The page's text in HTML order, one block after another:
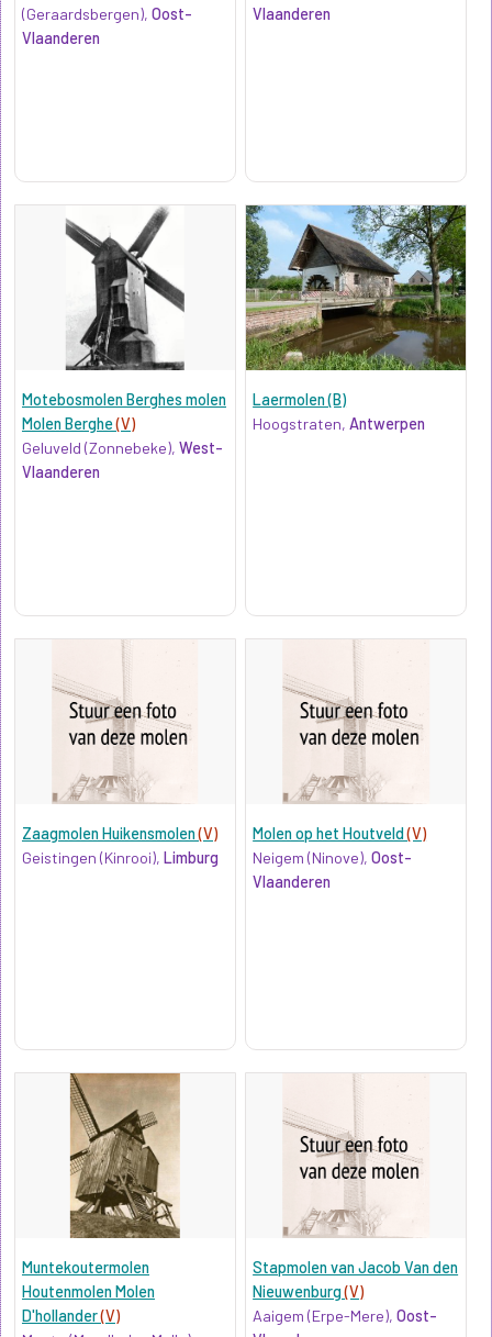
(Geraardsbergen), Oost-
Vlaanderen
Vlaanderen
Motebosmolen Berghes molen
Molen Berghe(V)
Geluveld (Zonnebeke), West-
Vlaanderen
Laermolen (B)
Hoogstraten,Antwerpen
Zaagmolen Huikensmolen(V)
Geistingen (Kinrooi), Limburg
Molen op het Houtveld(V)
Neigem (Ninove),Oost-
Vlaanderen
Muntekoutermolen
Houtenmolen Molen
D'hollander(V)
Stapmolen van Jacob Van den
Nieuwenburg(V)
Aaigem (Erpe-Mere),Oost-